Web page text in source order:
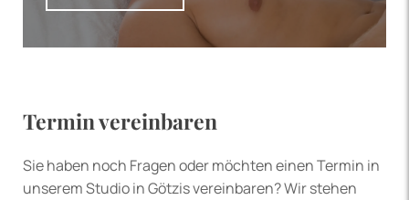
Termin vereinbaren
Sie haben noch Fragen oder möchten einen Termin in
unserem Studio in Götzis vereinbaren? Wir stehen